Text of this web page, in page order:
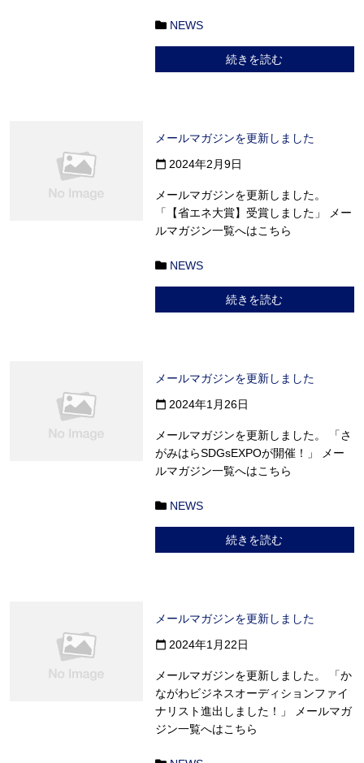
NEWS
続きを読む
メールマガジンを更新しました
calendar_today 2024年2月9日
メールマガジンを更新しました。
「【省エネ大賞】受賞しました」 メー
ルマガジン一覧へはこちら
NEWS
続きを読む
メールマガジンを更新しました
calendar_today 2024年1月26日
メールマガジンを更新しました。 「さ
がみはらSDGsEXPOが開催！」 メー
ルマガジン一覧へはこちら
NEWS
続きを読む
メールマガジンを更新しました
calendar_today 2024年1月22日
メールマガジンを更新しました。 「か
ながわビジネスオーディションファイ
ナリスト進出しました！」 メールマガ
ジン一覧へはこちら